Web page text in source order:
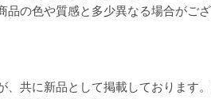
の色や質感と多少異なる場合がござ
共に新品として掲載しております